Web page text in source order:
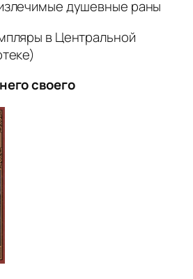
душевные раны
в Центральной
своего